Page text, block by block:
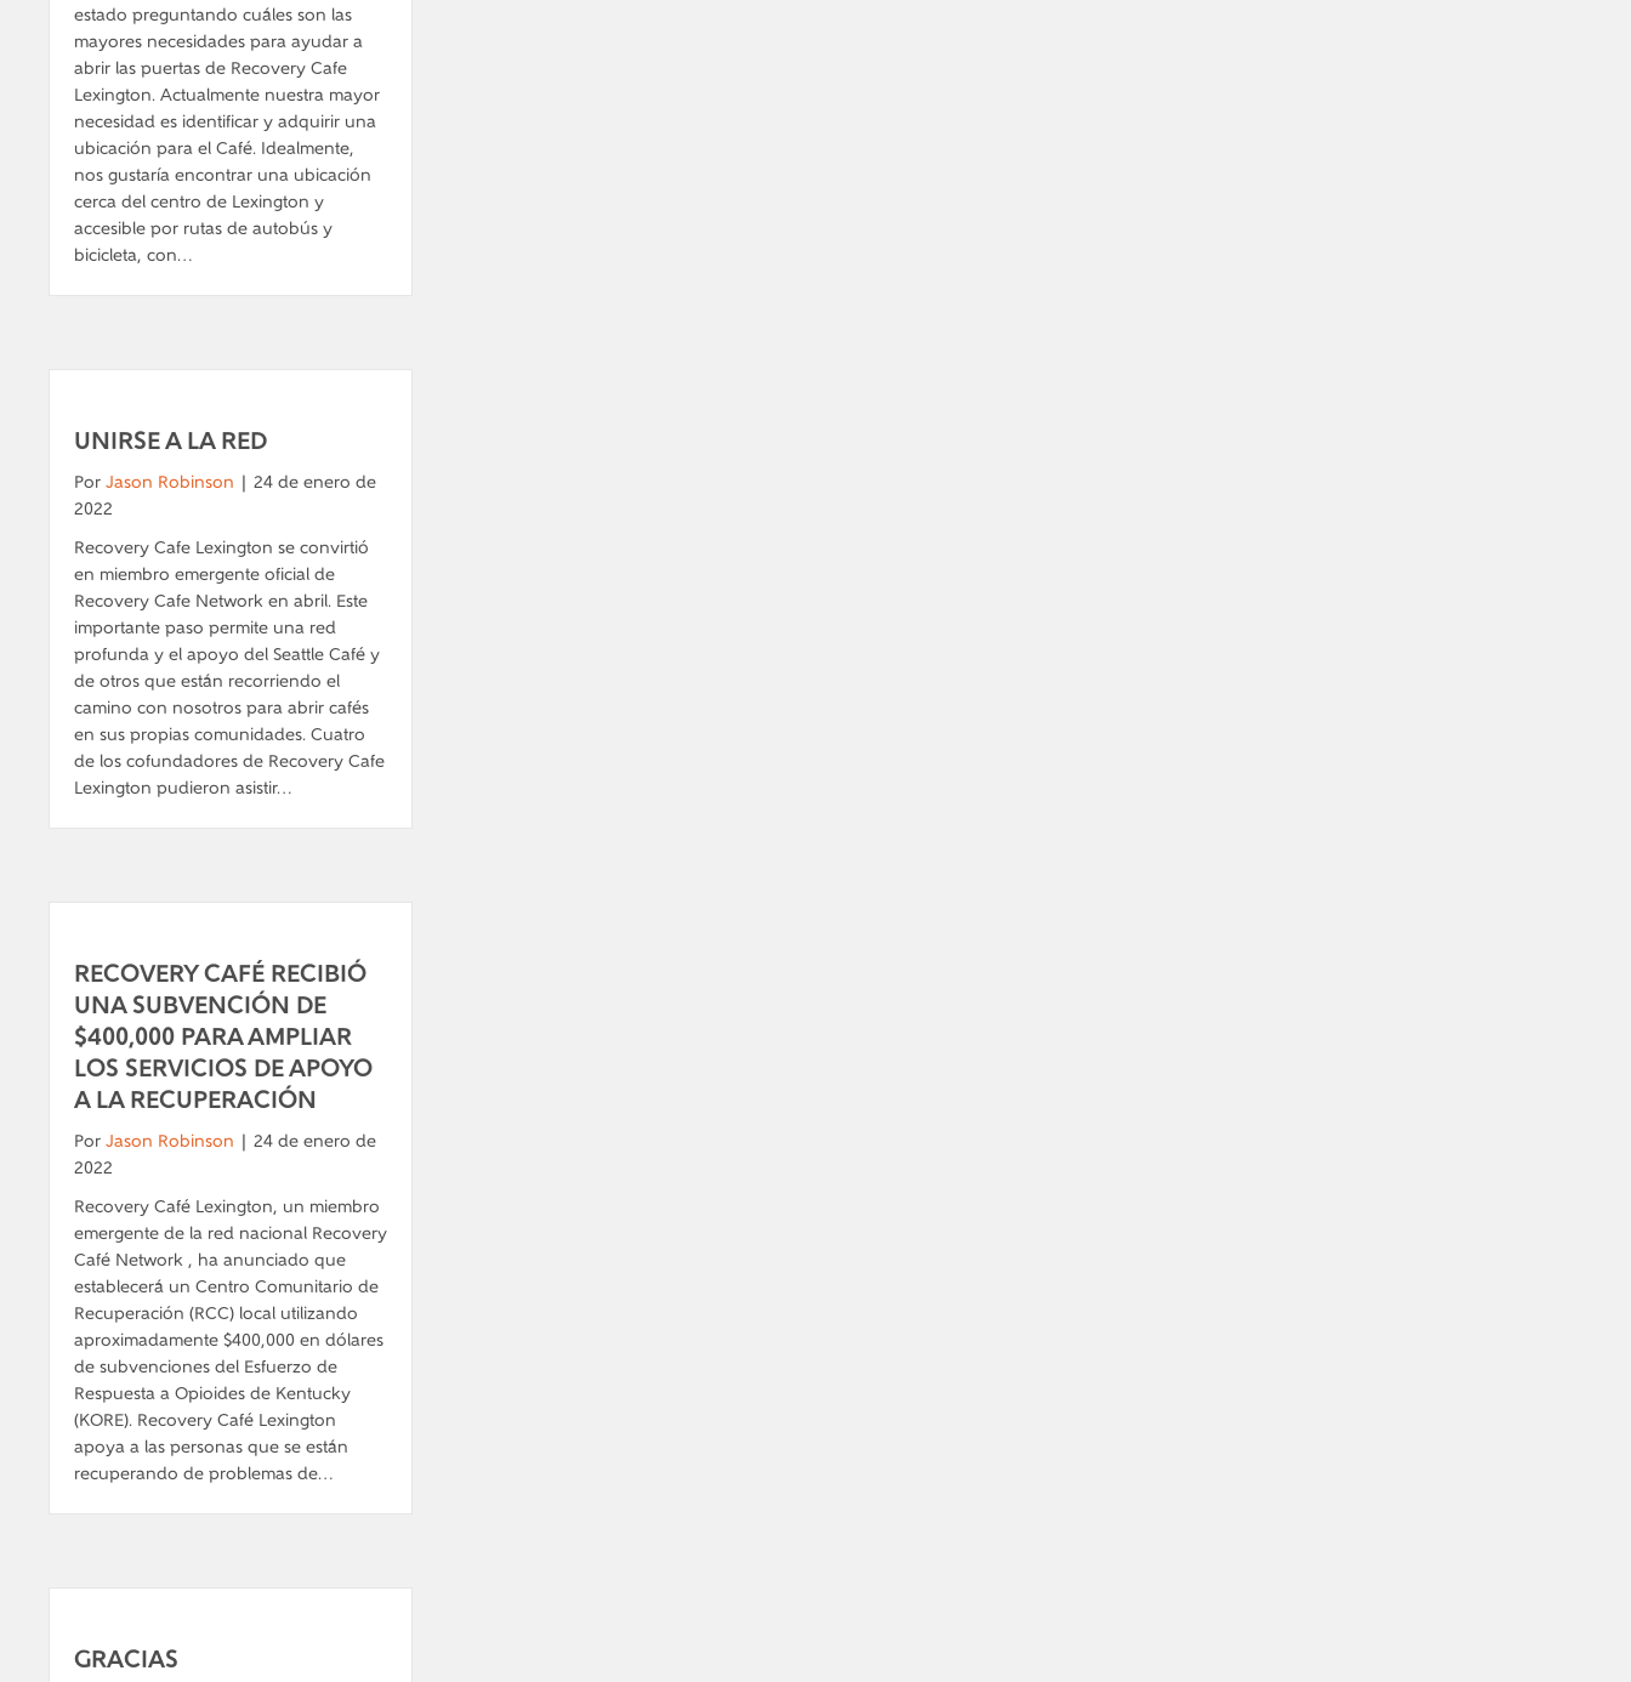
estado preguntando cuáles son las
mayores necesidades para ayudar a
abrir las puertas de Recovery Cafe
Lexington. Actualmente nuestra mayor
necesidad es identificar y adquirir una
ubicación para el Café. Idealmente,
nos gustaría encontrar una ubicación
cerca del centro de Lexington y
accesible por rutas de autobús y
bicicleta, con…
UNIRSE A LA RED
Por Jason Robinson
24 de enero de
2022
Recovery Cafe Lexington se convirtió
en miembro emergente oficial de
Recovery Cafe Network en abril. Este
importante paso permite una red
profunda y el apoyo del Seattle Café y
de otros que están recorriendo el
camino con nosotros para abrir cafés
en sus propias comunidades. Cuatro
de los cofundadores de Recovery Cafe
Lexington pudieron asistir…
RECOVERY CAFÉ RECIBIÓ
UNA SUBVENCIÓN DE
$400,000 PARA AMPLIAR
LOS SERVICIOS DE APOYO
A LA RECUPERACIÓN
Por Jason Robinson
24 de enero de
2022
Recovery Café Lexington, un miembro
emergente de la red nacional Recovery
Café Network , ha anunciado que
establecerá un Centro Comunitario de
Recuperación (RCC) local utilizando
aproximadamente $400,000 en dólares
de subvenciones del Esfuerzo de
Respuesta a Opioides de Kentucky
(KORE). Recovery Café Lexington
apoya a las personas que se están
recuperando de problemas de…
GRACIAS